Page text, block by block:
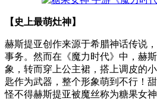
【史上最萌灶神】
赫斯提亚创作来源于希腊神话传说
事务。然而在《魔力时代》中，赫
象，转而穿上公主裙，搭上调皮的
匙作为武器，整个形象萌到不行！
怪不得赫斯提亚被魔丝称为糖果女神